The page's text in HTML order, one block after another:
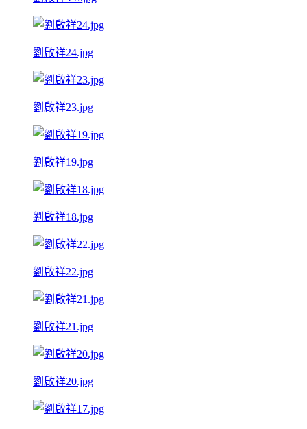
劉啟祥24.jpg
劉啟祥23.jpg
劉啟祥19.jpg
劉啟祥18.jpg
劉啟祥22.jpg
劉啟祥21.jpg
劉啟祥20.jpg